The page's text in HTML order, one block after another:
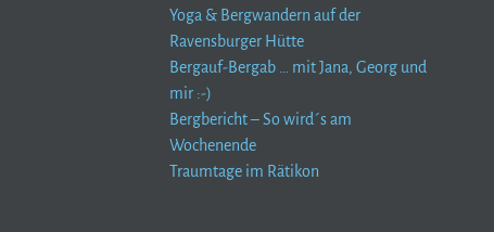
Yoga & Bergwandern auf der
Ravensburger Hütte
Bergauf-Bergab … mit Jana, Georg und
mir :-)
Bergbericht – So wird´s am
Wochenende
Traumtage im Rätikon